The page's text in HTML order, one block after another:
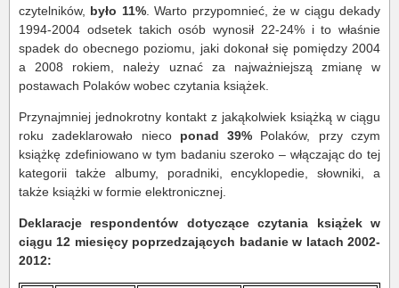
czytelników, było 11%. Warto przypomnieć, że w ciągu dekady
1994-2004 odsetek takich osób wynosił 22-24% i to właśnie
spadek do obecnego poziomu, jaki dokonał się pomiędzy 2004
a 2008 rokiem, należy uznać za najważniejszą zmianę w
postawach Polaków wobec czytania książek.
Przynajmniej jednokrotny kontakt z jakąkolwiek książką w ciągu
roku zadeklarowało nieco ponad 39% Polaków, przy czym
książkę zdefiniowano w tym badaniu szeroko – włączając do tej
kategorii także albumy, poradniki, encyklopedie, słowniki, a
także książki w formie elektronicznej.
Deklaracje respondentów dotyczące czytania książek w
ciągu 12 miesięcy poprzedzających badanie w latach 2002-
2012: